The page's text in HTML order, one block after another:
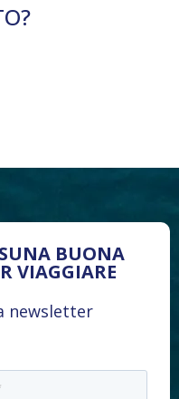
BUONA
VIAGGIARE
newsletter